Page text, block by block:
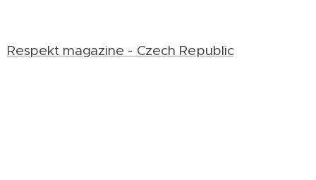
Respekt magazine - Czech Republic